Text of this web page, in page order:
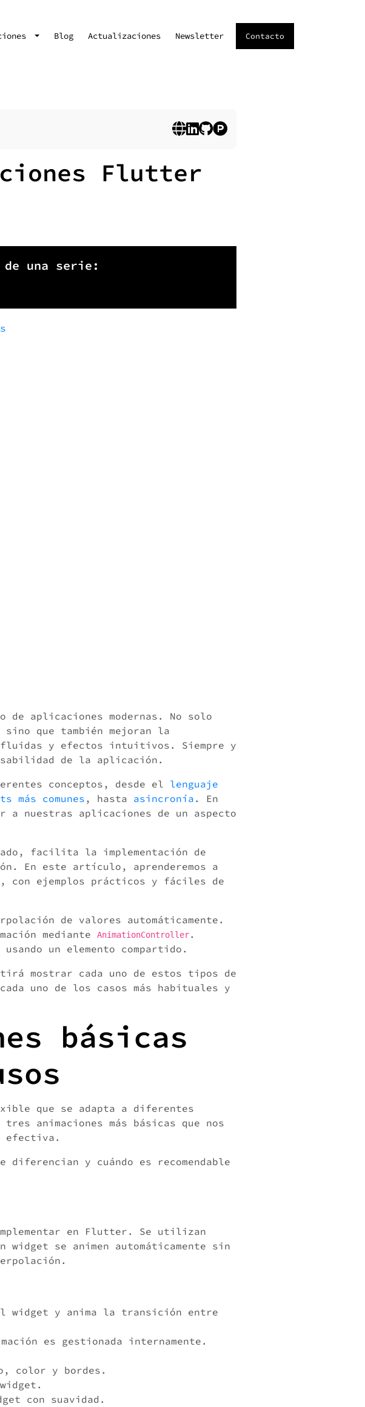
Blog Actualizaciones Newsletter Contacto
Flutter
una serie:
de aplicaciones modernas. No solo
que también mejoran la
y efectos intuitivos. Siempre y
de la aplicación.
conceptos, desde el lenguaje
más comunes , hasta asincronía . En
a nuestras aplicaciones de un aspecto
facilita la implementación de
En este artículo, aprenderemos a
ejemplos prácticos y fáciles de
de valores automáticamente.
mediante AnimationController.
un elemento compartido.
mostrar cada uno de estos tipos de
uno de los casos más habituales y
básicas
que se adapta a diferentes
animaciones más básicas que nos
efectiva.
diferencian y cuándo es recomendable
en Flutter. Se utilizan
widget se animen automáticamente sin
widget y anima la transición entre
es gestionada internamente.
color y bordes.
con suavidad.